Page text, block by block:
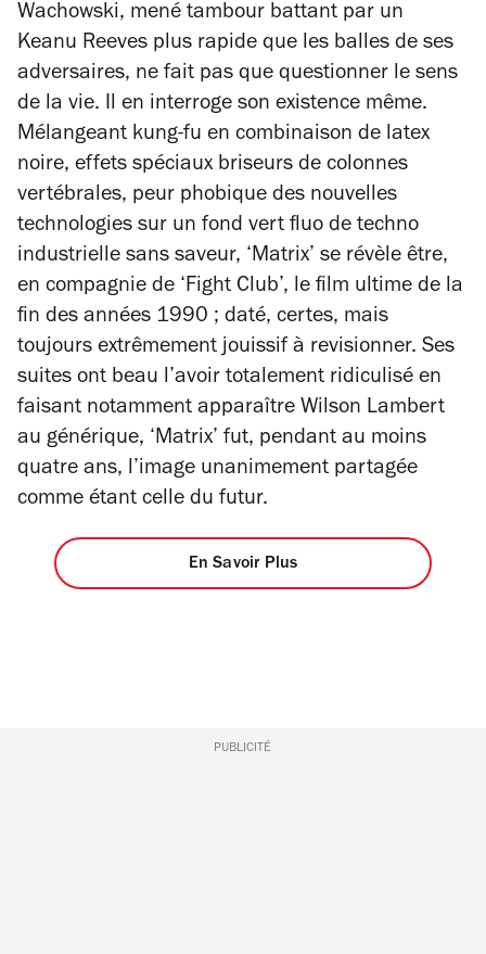
Wachowski, mené tambour battant par un
Keanu Reeves plus rapide que les balles de ses
adversaires, ne fait pas que questionner le sens
de la vie. Il en interroge son existence même.
Mélangeant kung-fu en combinaison de latex
noire, effets spéciaux briseurs de colonnes
vertébrales, peur phobique des nouvelles
technologies sur un fond vert fluo de techno
industrielle sans saveur, ‘Matrix’ se révèle être,
en compagnie de ‘Fight Club’, le film ultime de la
fin des années 1990 ; daté, certes, mais
toujours extrêmement jouissif à revisionner. Ses
suites ont beau l’avoir totalement ridiculisé en
faisant notamment apparaître Wilson Lambert
au générique, ‘Matrix’ fut, pendant au moins
quatre ans, l’image unanimement partagée
comme étant celle du futur.
En Savoir Plus
PUBLICITÉ